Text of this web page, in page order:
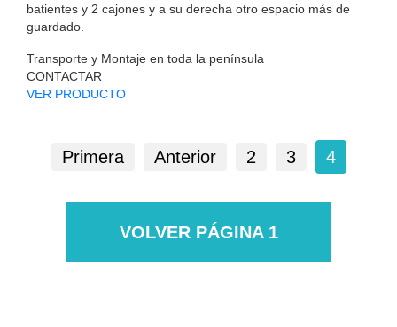
batientes y 2 cajones y a su derecha otro espacio más de
guardado.
Transporte y Montaje en toda la península
CONTACTAR
VER PRODUCTO
Primera Anterior 2 3 4
VOLVER PÁGINA 1